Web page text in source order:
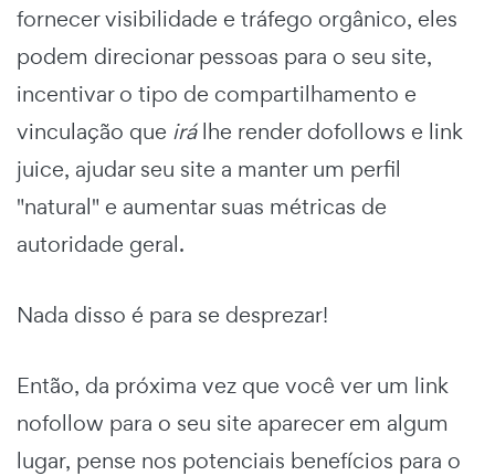
fornecer visibilidade e tráfego orgânico, eles
podem direcionar pessoas para o seu site,
incentivar o tipo de compartilhamento e
vinculação que irálhe render dofollows e link
juice, ajudar seu site a manter um perfil
"natural" e aumentar suas métricas de
autoridade geral.
Nada disso é para se desprezar!
Então, da próxima vez que você ver um link
nofollow para o seu site aparecer em algum
lugar, pense nos potenciais benefícios para o